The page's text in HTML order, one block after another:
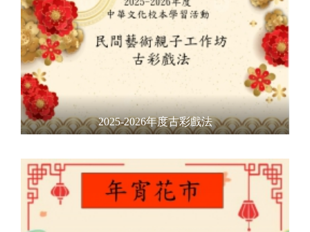
2025-2026年度古彩戲法